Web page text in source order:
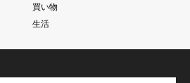
買い物
生活